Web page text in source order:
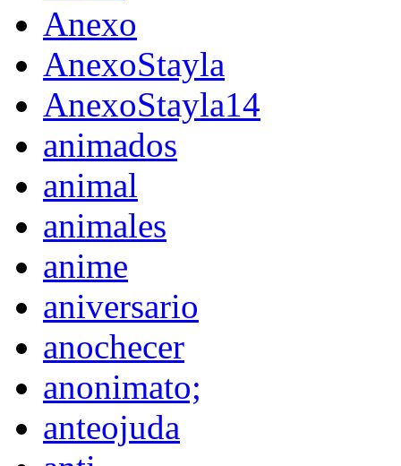
Anexo
AnexoStayla
AnexoStayla14
animados
animal
animales
anime
aniversario
anochecer
anonimato;
anteojuda